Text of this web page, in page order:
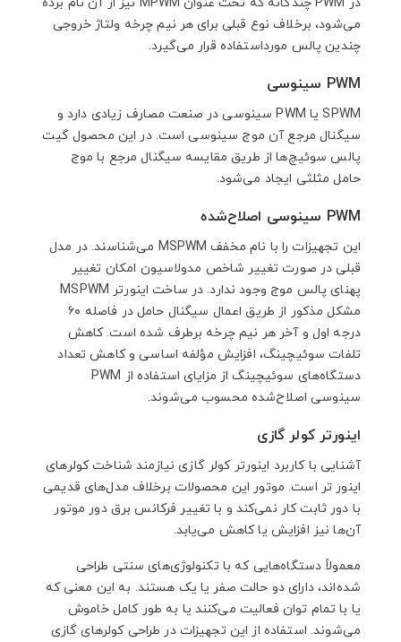
می‌شود، برخلاف نوع قبلی برای هر نیم چرخه ولتاژ خروجی
چندین پالس مورداستفاده قرار می‌گیرد.
PWM سینوسی
SPWM یا PWM سینوسی در صنعت مصارف زیادی دارد و
سیگنال مرجع آن موج سینوسی است. در این محصول گیت
پالس سوئیچ‌ها از طریق مقایسه سیگنال مرجع با موج
حامل مثلثی ایجاد می‌شود.
PWM سینوسی اصلاح‌شده
این تجهیزات را با نام مخفف MSPWM می‌شناسند. در مدل
قبلی در صورت تغییر شاخص مدولاسیون امکان تغییر
پهنای پالس موج وجود ندارد. در ساخت اینورتر MSPWM
مشکل مذکور از طریق اعمال سیگنال حامل در فاصله ۶۰
درجه اول و آخر هر نیم چرخه برطرف شده است. کاهش
تلفات سوئیچینگ، افزایش مؤلفه اساسی و کاهش تعداد
دستگاه‌های سوئیچینگ از مزایای استفاده از PWM
سینوسی اصلاح‌شده محسوب می‌شوند.
اینورتر کولر گازی
آشنایی با کاربرد اینورتر کولر گازی نیازمند شناخت کولرهای
اینور تر است. موتور این محصولات برخلاف مدل‌های قدیمی
با دور ثابت کار نمی‌کند و با تغییر فرکانس برق دور موتور
آن‌ها نیز افزایش یا کاهش می‌یابد.
معمولاً دستگاه‌هایی که با تکنولوژی‌های سنتی طراحی
شده‌اند، دارای دو حالت صفر یا یک هستند. به این معنی که
یا با تمام توان فعالیت می‌کنند یا به طور کامل خاموش
می‌شوند. استفاده از این تجهیزات در طراحی کولرهای گازی